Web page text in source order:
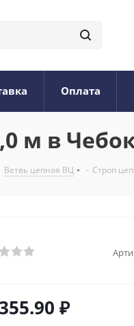
Оплата
м в
Ветвь цепная ВЦ - Строп
₽